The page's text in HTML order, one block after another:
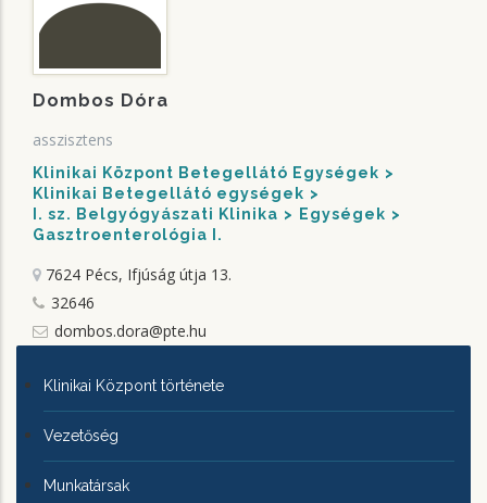
Dombos Dóra
asszisztens
Klinikai Központ Betegellátó Egységek
Klinikai Betegellátó egységek
I. sz. Belgyógyászati Klinika
Egységek
Gasztroenterológia I.
7624 Pécs, Ifjúság útja 13.
32646
dombos.dora@pte.hu
KLINIKAI
KÖZPONTRÓL
Klinikai Központ története
Vezetőség
Munkatársak